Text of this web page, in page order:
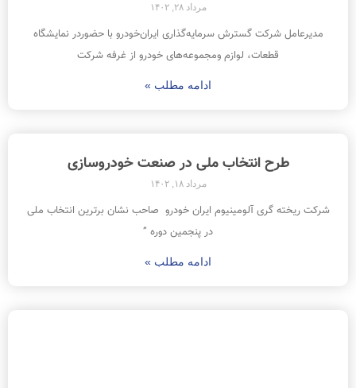
مرداد ۲۸, ۱۴۰۲
مدیرعامل شرکت گسترش سرمایه‌گذاری ایران‌خودرو با حضوردر نمایشگاه
قطعات، لوازم ومجموعه‌های خودرو از غرفه شرکت‌
ادامه مطلب »
طرح انتخاب ملی در صنعت خودروسازی
مرداد ۱۸, ۱۴۰۲
شرکت ریخته گری آلومینیوم ایران خودرو صاحب نشان برترین انتخاب ملی
در پنجمین دوره ”
ادامه مطلب »